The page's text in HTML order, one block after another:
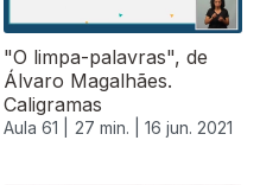
"O limpa-palavras", de
Álvaro Magalhães.
Caligramas
Aula 61 | 27 min. | 16 jun. 2021